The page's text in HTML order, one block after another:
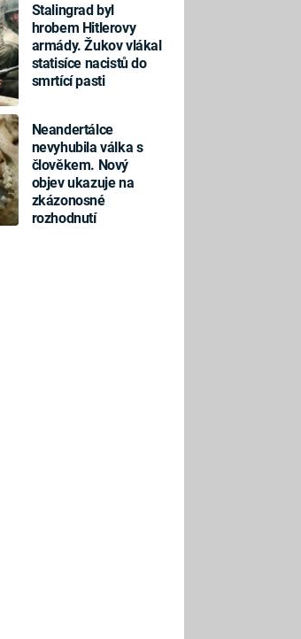
Stalingrad byl
hrobem Hitlerovy
armády. Žukov vlákal
statisíce nacistů do
smrtící pasti
Neandertálce
nevyhubila válka s
člověkem. Nový
objev ukazuje na
zkázonosné
rozhodnutí